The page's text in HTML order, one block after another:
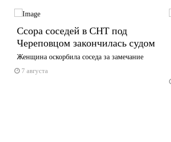
Ссора соседей в СНТ под
Череповцом закончилась судом
Женщина оскорбила соседа за замечание
7 августа